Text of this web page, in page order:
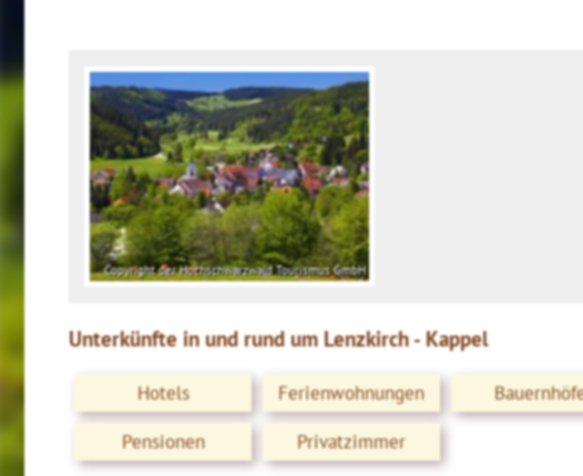
Copyright der Hochschwarzwald Tourismus GmbH
Unterkünfte in und rund um Lenzkirch - Kappel
Hotels Ferienwohnungen
Pensionen
Privatzimmer